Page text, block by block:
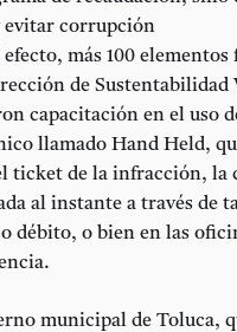
evitar corrupción
efecto, más 100 elementos
de Sustentabilidad
capacitación en el uso
llamado Hand Held,
ticket de la infracción, la
al instante a través de
débito, o bien en las
municipal de Toluca,